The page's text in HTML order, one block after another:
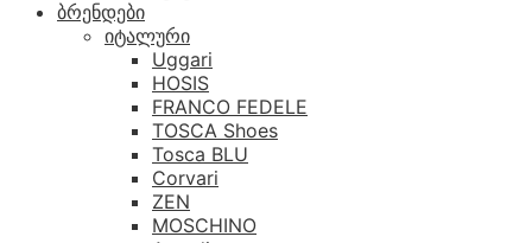
ბრენდები
იტალური
Uggari
HOSIS
FRANCO FEDELE
TOSCA Shoes
Tosca BLU
Corvari
ZEN
MOSCHINO